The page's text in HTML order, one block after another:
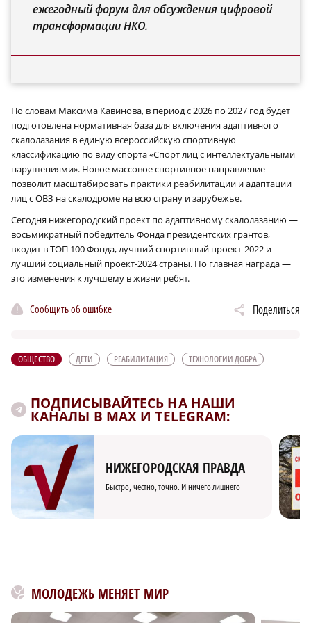
ежегодный форум для обсуждения цифровой
трансформации НКО.
По словам Максима Кавинова, в период с 2026 по 2027 год будет
подготовлена нормативная база для включения адаптивного
скалолазания в единую всероссийскую спортивную
классификацию по виду спорта «Спорт лиц с интеллектуальными
нарушениями». Новое массовое спортивное направление
позволит масштабировать практики реабилитации и адаптации
лиц с ОВЗ на скалодроме на всю страну и зарубежье.
Сегодня нижегородский проект по адаптивному скалолазанию —
восьмикратный победитель Фонда президентских грантов,
входит в ТОП 100 Фонда, лучший спортивный проект-2022 и
лучший социальный проект-2024 страны. Но главная награда —
это изменения к лучшему в жизни ребят.
Сообщить об ошибке Поделиться
ОБЩЕСТВО ДЕТИ РЕАБИЛИТАЦИЯ ТЕХНОЛОГИИ ДОБРА
ПОДПИСЫВАЙТЕСЬ НА НАШИ
КАНАЛЫ В MAX И TELEGRAM:
НИЖЕГОРОДСКАЯ ПРАВДА
Быстро, честно, точно. И ничего лишнего
МОЛОДЕЖЬ МЕНЯЕТ МИР